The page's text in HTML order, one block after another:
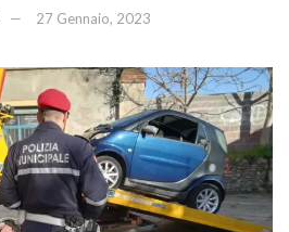
27 Gennaio, 2023